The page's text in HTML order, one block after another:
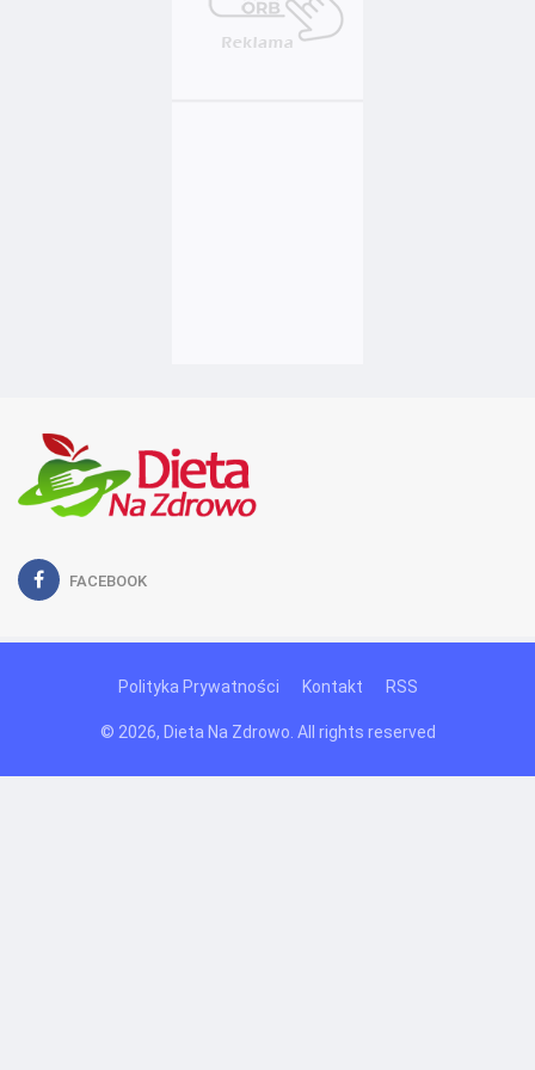
FACEBOOK
Polityka Prywatności Kontakt RSS
© 2026, Dieta Na Zdrowo. All rights reserved